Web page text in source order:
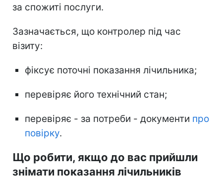
за спожиті послуги.
Зазначається, що контролер під час
візиту:
фіксує поточні показання лічильника;
перевіряє його технічний стан;
перевіряє - за потреби - документи про
повірку.
Що робити, якщо до вас прийшли
знімати показання лічильників